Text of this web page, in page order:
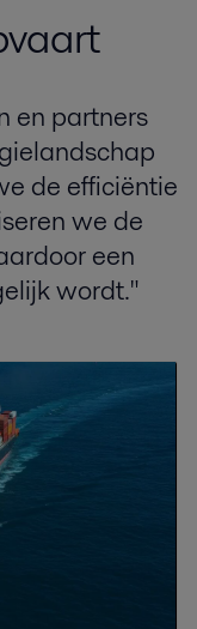
en partners
de efficiëntie
we de
een
wordt."